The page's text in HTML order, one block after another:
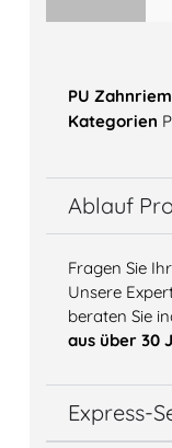
PU
Kategorien
Ablauf
Fragen Sie
Unsere
beraten Sie
aus über 30
Express-